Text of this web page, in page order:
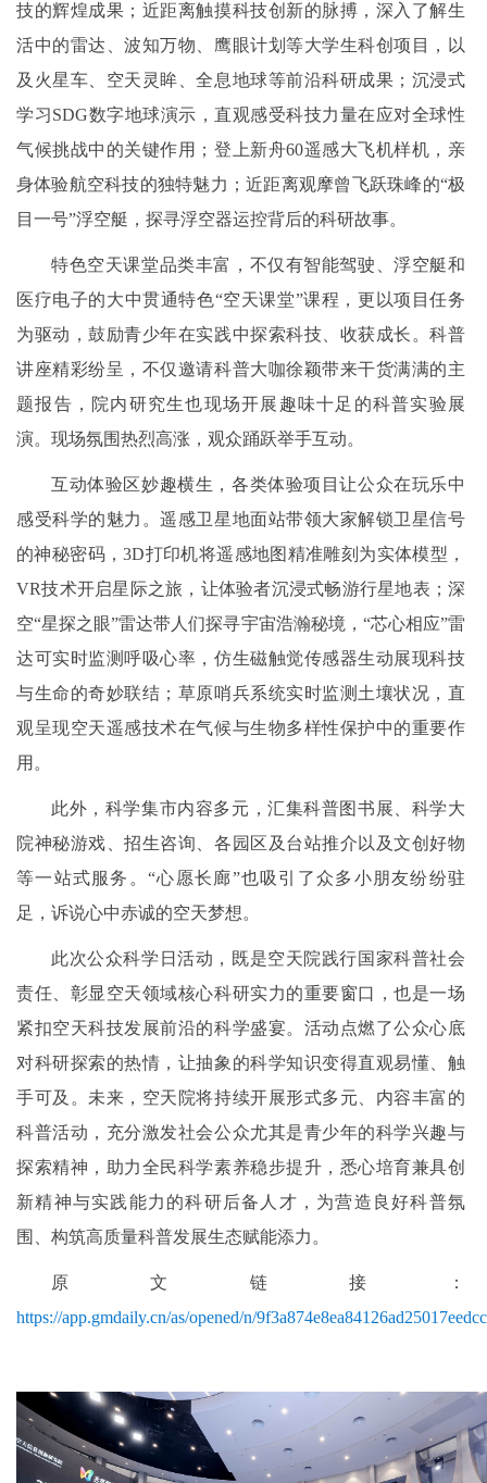
技的辉煌成果；近距离触摸科技创新的脉搏，深入了解生
活中的雷达、波知万物、鹰眼计划等大学生科创项目，以
及火星车、空天灵眸、全息地球等前沿科研成果；沉浸式
学习SDG数字地球演示，直观感受科技力量在应对全球性
气候挑战中的关键作用；登上新舟60遥感大飞机样机，亲
身体验航空科技的独特魅力；近距离观摩曾飞跃珠峰的“极
目一号”浮空艇，探寻浮空器运控背后的科研故事。
特色空天课堂品类丰富，不仅有智能驾驶、浮空艇和
医疗电子的大中贯通特色“空天课堂”课程，更以项目任务
为驱动，鼓励青少年在实践中探索科技、收获成长。科普
讲座精彩纷呈，不仅邀请科普大咖徐颖带来干货满满的主
题报告，院内研究生也现场开展趣味十足的科普实验展
演。现场氛围热烈高涨，观众踊跃举手互动。
互动体验区妙趣横生，各类体验项目让公众在玩乐中
感受科学的魅力。遥感卫星地面站带领大家解锁卫星信号
的神秘密码，3D打印机将遥感地图精准雕刻为实体模型，
VR技术开启星际之旅，让体验者沉浸式畅游行星地表；深
空“星探之眼”雷达带人们探寻宇宙浩瀚秘境，“芯心相应”雷
达可实时监测呼吸心率，仿生磁触觉传感器生动展现科技
与生命的奇妙联结；草原哨兵系统实时监测土壤状况，直
观呈现空天遥感技术在气候与生物多样性保护中的重要作
用。
此外，科学集市内容多元，汇集科普图书展、科学大
院神秘游戏、招生咨询、各园区及台站推介以及文创好物
等一站式服务。“心愿长廊”也吸引了众多小朋友纷纷驻
足，诉说心中赤诚的空天梦想。
此次公众科学日活动，既是空天院践行国家科普社会
责任、彰显空天领域核心科研实力的重要窗口，也是一场
紧扣空天科技发展前沿的科学盛宴。活动点燃了公众心底
对科研探索的热情，让抽象的科学知识变得直观易懂、触
手可及。未来，空天院将持续开展形式多元、内容丰富的
科普活动，充分激发社会公众尤其是青少年的科学兴趣与
探索精神，助力全民科学素养稳步提升，悉心培育兼具创
新精神与实践能力的科研后备人才，为营造良好科普氛
围、构筑高质量科普发展生态赋能添力。
原文链接：
https://app.gmdaily.cn/as/opened/n/